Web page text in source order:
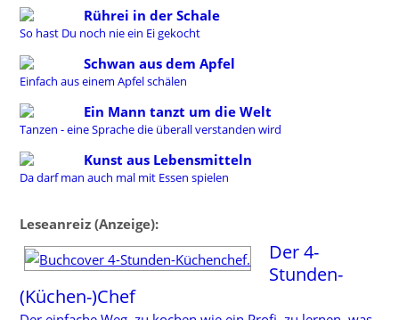
Rührei in der Schale
So hast Du noch nie ein Ei gekocht
Schwan aus dem Apfel
Einfach aus einem Apfel schälen
Ein Mann tanzt um die Welt
Tanzen - eine Sprache die überall verstanden wird
Kunst aus Lebensmitteln
Da darf man auch mal mit Essen spielen
Leseanreiz (Anzeige):
Der 4-
Stunden-
(Küchen-)Chef